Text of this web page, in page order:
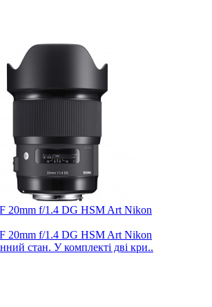
20mm f/1.4 DG HSM Art Nikon
20mm f/1.4 DG HSM Art Nikon
стан. У комплекті дві кри..